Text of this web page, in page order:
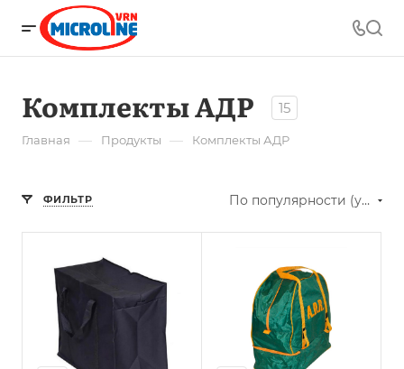
Комплекты АДР 15
Главная — Продукты — Комплекты АДР
ФИЛЬТР По популярности (убывание)